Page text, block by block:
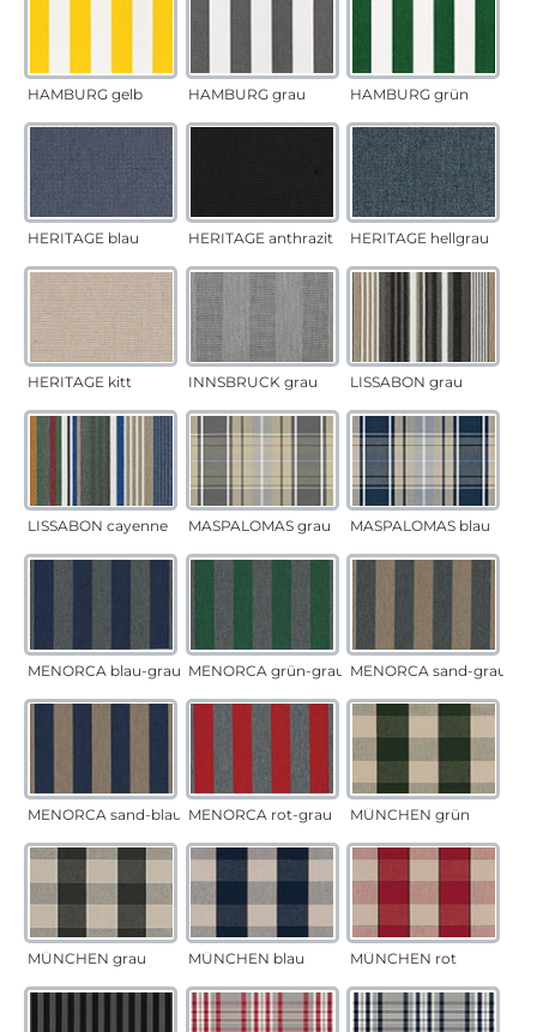
HAMBURG gelb HAMBURG grau HAMBURG grün
HERITAGE blau HERITAGE anthrazit HERITAGE hellgrau
HERITAGE kitt INNSBRUCK grau LISSABON grau
LISSABON cayenne MASPALOMAS grau MASPALOMAS blau
MENORCA blau-grau MENORCA grün-grau MENORCA sand-grau
MENORCA sand-blau MENORCA rot-grau MÜNCHEN grün
MÜNCHEN grau MÜNCHEN blau MÜNCHEN rot